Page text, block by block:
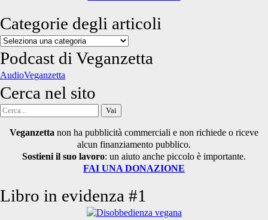
Categorie degli articoli
Categorie
degli
articoli
Podcast di Veganzetta
AudioVeganzetta
Cerca nel sito
Cerca
Veganzetta non ha pubblicità commerciali e non richiede o riceve
alcun finanziamento pubblico.
Sostieni il suo lavoro: un aiuto anche piccolo è importante.
FAI UNA DONAZIONE
Libro in evidenza #1